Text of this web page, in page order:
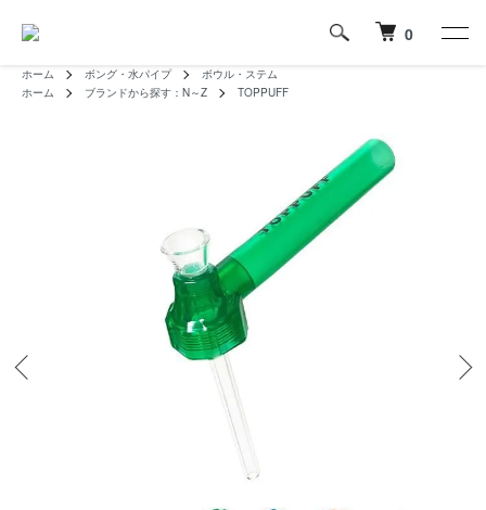
0
ホーム ボング・水パイプ
ボウル・ステム
ホーム
ブランドから探す：N～Z TOPPUFF